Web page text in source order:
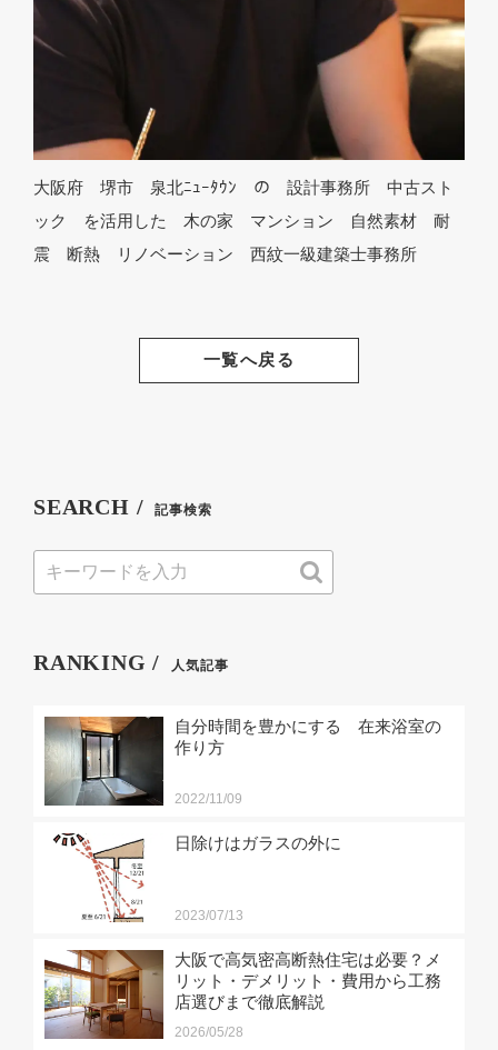
大阪府 堺市 泉北ﾆｭｰﾀｳﾝ の 設計事務所 中古スト
ック を活用した 木の家 マンション 自然素材 耐
震 断熱 リノベーション 西紋一級建築士事務所
一覧へ戻る
SEARCH / 記事検索
RANKING / 人気記事
自分時間を豊かにする 在来浴室の
作り方
2022/11/09
日除けはガラスの外に
2023/07/13
大阪で高気密高断熱住宅は必要？メ
リット・デメリット・費用から工務
店選びまで徹底解説
2026/05/28